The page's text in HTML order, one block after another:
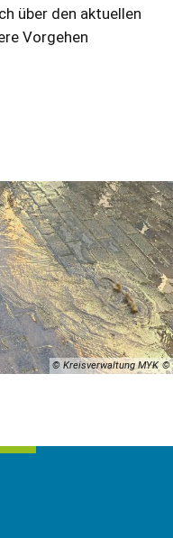
über den aktuellen
Vorgehen
© Kreisverwaltung MYK